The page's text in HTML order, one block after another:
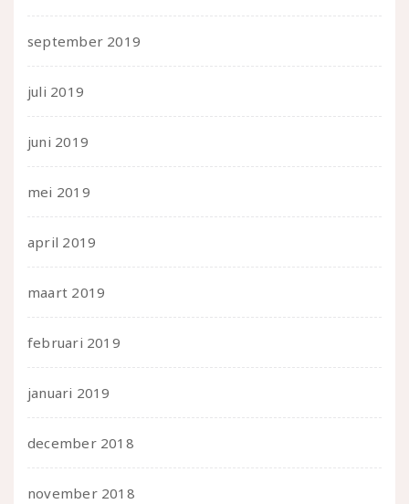
september 2019
juli 2019
juni 2019
mei 2019
april 2019
maart 2019
februari 2019
januari 2019
december 2018
november 2018